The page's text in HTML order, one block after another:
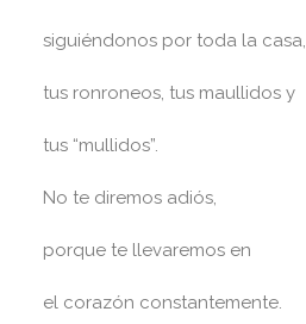
siguiéndonos por toda la casa,
tus ronroneos, tus maullidos y
tus “mullidos”.
No te diremos adiós,
porque te llevaremos en
el corazón constantemente.